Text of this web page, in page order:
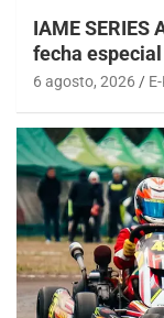
IAME SERIES
fecha
6 agosto, 2026